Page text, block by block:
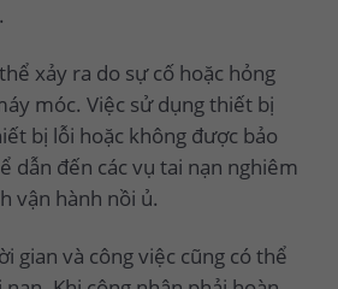
xảy ra do sự cố hoặc hỏng
móc. Việc sử dụng thiết bị
bị lỗi hoặc không được bảo
dẫn đến các vụ tai nạn nghiêm
vận hành nồi ủ.
gian và công việc cũng có thể